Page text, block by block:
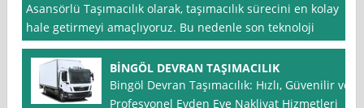
Asansörlü Taşımacılık olarak, taşımacılık sürecini en kolay
hale getirmeyi amaçlıyoruz. Bu nedenle son teknoloji
BİNGÖL DEVRAN TAŞIMACILIK
Bingöl Devran Taşımacılık: Hızlı, Güvenilir ve
Profesyonel Evden Eve Nakliyat Hizmetleri